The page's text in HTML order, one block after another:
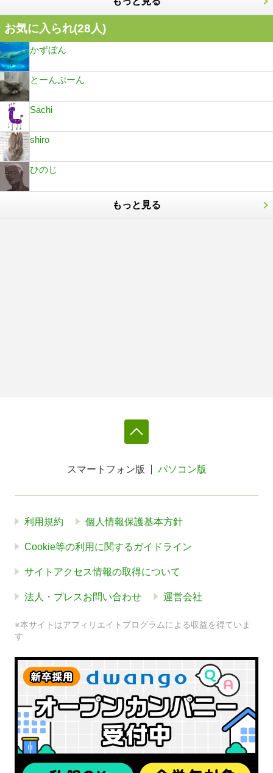
お気に入られ(28人)
かずぼん
とーんぷーん
Sachi
shiro
ひのじ
もっと見る
スマートフォン版 パソコン版
利用規約 個人情報保護基本方針
Cookie等の利用に関するガイドライン
サイトアクセス情報の取得について
法人・プレスお問い合わせ 運営会社
※本サイトはアフィリエイトプログラムによる収益を得ていま
す